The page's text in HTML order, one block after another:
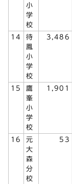
小
学
校
14
待
鳳
小
学
校
3,486
15
鷹
峯
小
学
校
1,901
16
元
大
森
分
校
53